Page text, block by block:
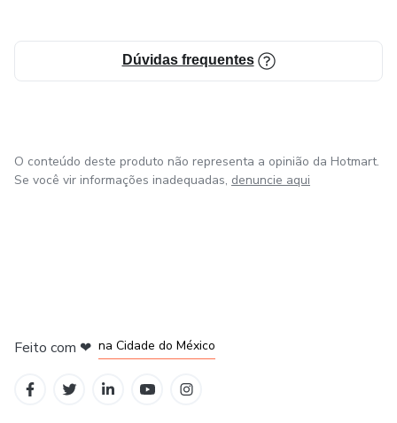
Dúvidas frequentes
O conteúdo deste produto não representa a opinião da Hotmart.
Se você vir informações inadequadas, denuncie aqui
Feito com ❤ na Cidade do México